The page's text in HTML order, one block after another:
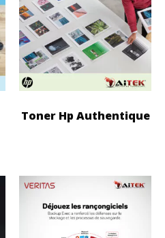
Toner Hp Authentique